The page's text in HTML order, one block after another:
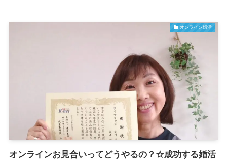
オンライン婚活
オンラインお見合いってどうやるの？☆成功する婚活